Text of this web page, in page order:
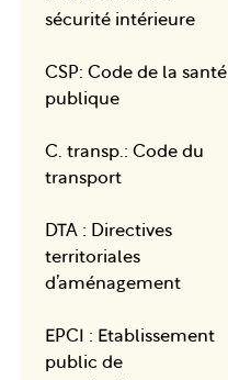
sécurité intérieure
CSP: Code de la santé
publique
C. transp.: Code du
transport
DTA : Directives
territoriales
d’aménagement
EPCI : Etablissement
public de